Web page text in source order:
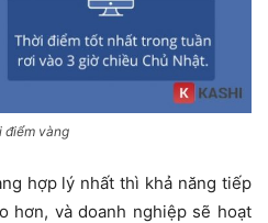
điểm vàng
hợp lý nhất thì khả năng tiếp
hơn, và doanh nghiệp sẽ hoạt